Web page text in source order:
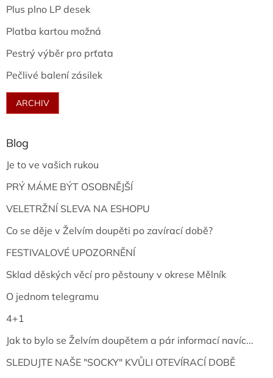
Plus plno LP desek
Platba kartou možná
Pestrý výběr pro prťata
Pečlivé balení zásilek
ARCHIV
Blog
Je to ve vašich rukou
PRÝ MÁME BÝT OSOBNĚJŠÍ
VELETRŽNÍ SLEVA NA ESHOPU
Co se děje v Želvím doupěti po zavírací době?
FESTIVALOVÉ UPOZORNĚNÍ
Sklad děských věcí pro pěstouny v okrese Mělník
O jednom telegramu
4+1
Jak to bylo se Želvím doupětem a pár informací navíc...
SLEDUJTE NAŠE "SOCKY" KVŮLI OTEVÍRACÍ DOBĚ